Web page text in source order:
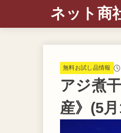
ネット商
無料お試し品情報
アジ煮
産》(5